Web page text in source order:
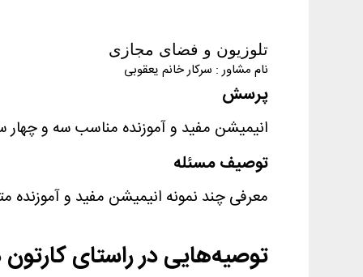
تلوزیون و فضای مجازی
نام مشاور : سرکار خانم یعقوبی
پرسش
انیمیشن مفید و آموزنده مناسب سه و چهار
توصیف مسئله
معرفی چند نمونه انیمیشن مفید و آموزنده متناسب سن ۴
توصیه‌هایی در راستای